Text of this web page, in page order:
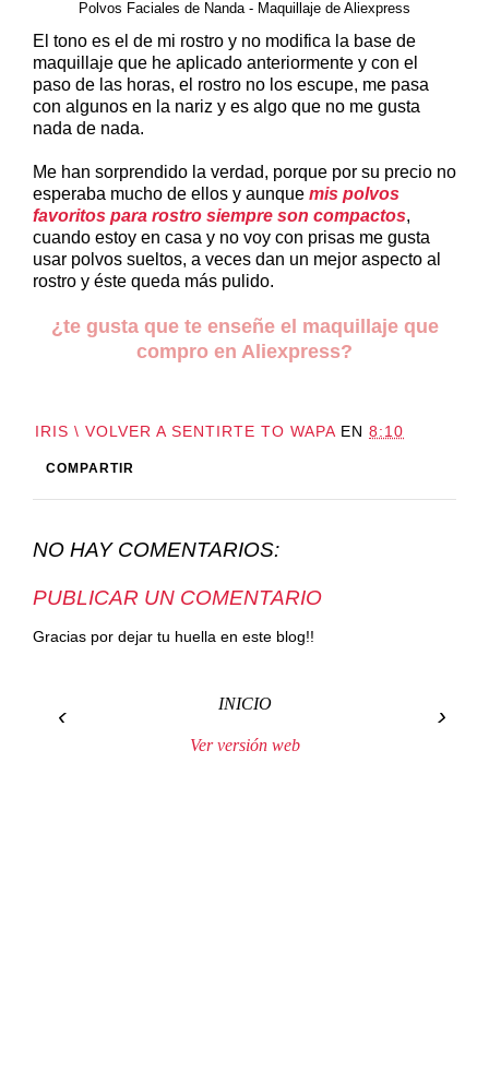
Polvos Faciales de Nanda - Maquillaje de Aliexpress
El tono es el de mi rostro y no modifica la base de
maquillaje que he aplicado anteriormente y con el
paso de las horas, el rostro no los escupe, me pasa
con algunos en la nariz y es algo que no me gusta
nada de nada.
Me han sorprendido la verdad, porque por su precio no
esperaba mucho de ellos y aunque mis polvos
favoritos para rostro siempre son compactos,
cuando estoy en casa y no voy con prisas me gusta
usar polvos sueltos, a veces dan un mejor aspecto al
rostro y éste queda más pulido.
¿te gusta que te enseñe el maquillaje que
compro en Aliexpress?
IRIS \ VOLVER A SENTIRTE TO WAPA EN 8:10
COMPARTIR
NO HAY COMENTARIOS:
PUBLICAR UN COMENTARIO
Gracias por dejar tu huella en este blog!!
‹ ›
INICIO
Ver versión web